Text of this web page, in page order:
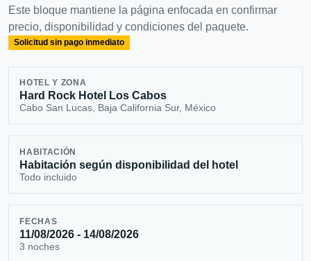
Este bloque mantiene la página enfocada en confirmar
precio, disponibilidad y condiciones del paquete.
Solicitud sin pago inmediato
HOTEL Y ZONA
Hard Rock Hotel Los Cabos
Cabo San Lucas, Baja California Sur, México
HABITACIÓN
Habitación según disponibilidad del hotel
Todo incluido
FECHAS
11/08/2026 - 14/08/2026
3 noches